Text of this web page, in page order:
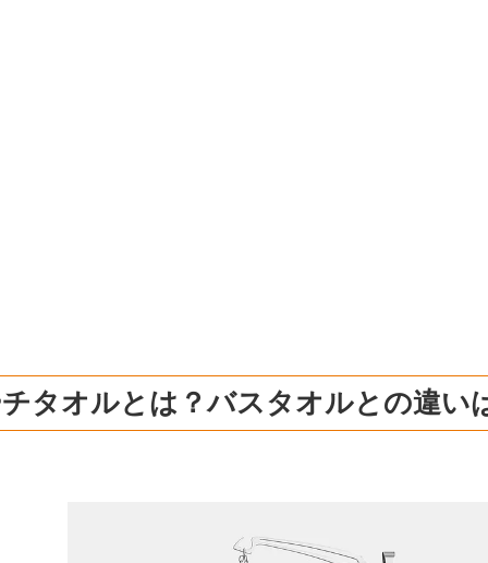
タオルとは？バスタオルとの違い